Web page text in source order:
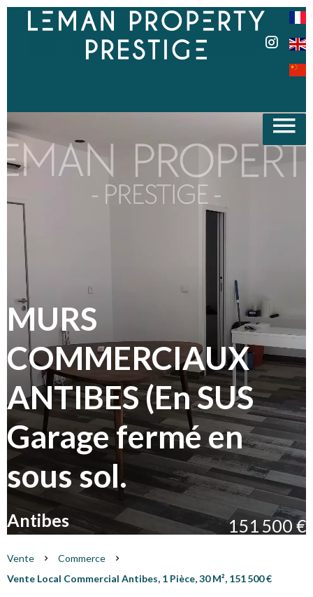
MURS
COMMERCIAUX
ANTIBES (En SUS
Garage fermé en
sous sol.
Antibes 151 500 €
Vente
Commerce
Vente Local Commercial Antibes, 1 Pièce, 30 M², 151 500 €